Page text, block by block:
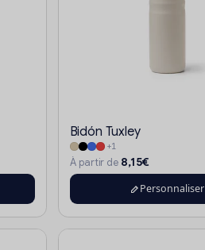
Bidón Tuxley
+1
À partir de 8,15€
Personnaliser